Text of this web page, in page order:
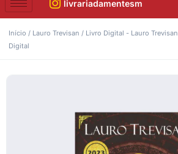
livrariadamentesm
Início / Lauro Trevisan / Livro Digital - Lauro Trevisan
Digital